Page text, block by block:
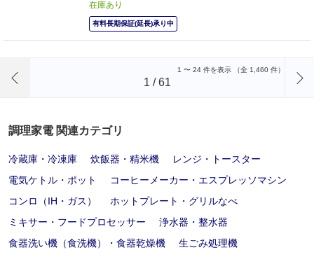
在庫あり
有料長期保証(延長)承り中
1 〜 24 件を表示 （全 1,460 件）
1 /61
調理家電 関連カテゴリ
冷蔵庫・冷凍庫 炊飯器・精米機
レンジ・トースター
電気ケトル・ポット
コーヒーメーカー・エスプレッソマシン
コンロ（IH・ガス）
ホットプレート・グリルなべ
ミキサー・フードプロセッサー
浄水器・整水器
食器洗い機（食洗機）・食器乾燥機
生ごみ処理機